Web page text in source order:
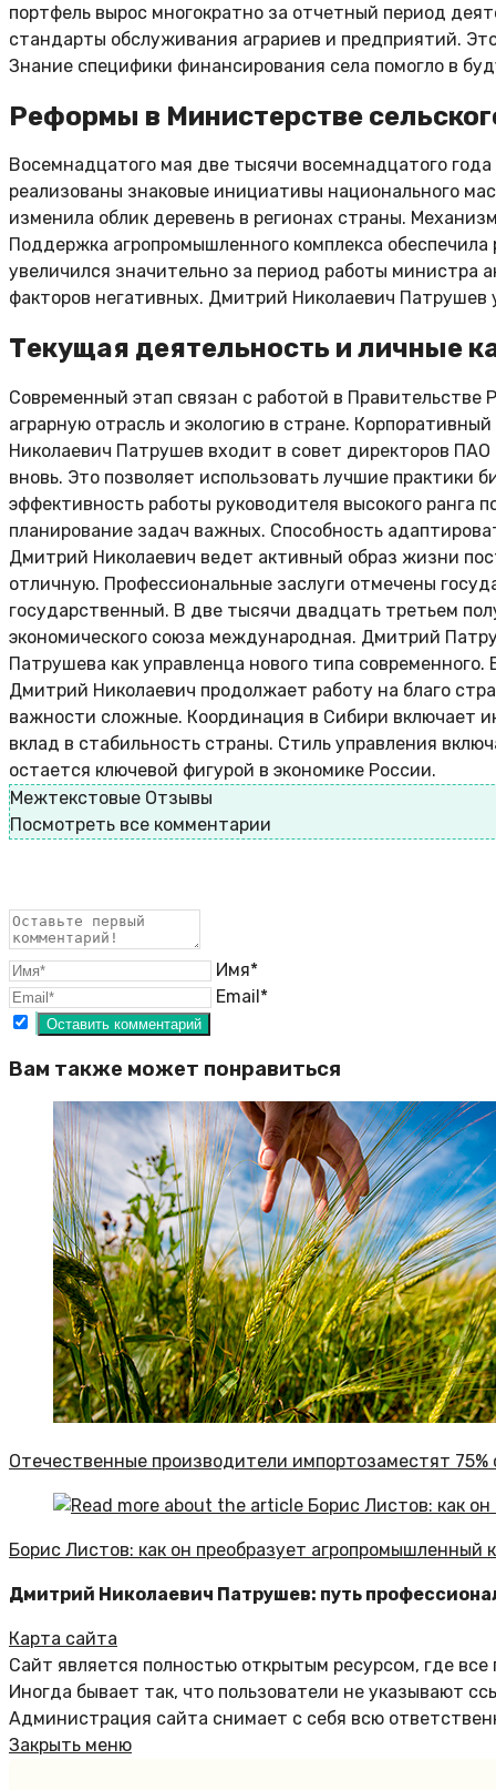
портфель вырос многократно за отчетный период
стандарты обслуживания аграриев и предприятий.
Знание специфики финансирования села помогло в
Реформы в Министерстве
Восемнадцатого мая две тысячи восемнадцатого
реализованы знаковые инициативы национального
изменила облик деревень в регионах страны.
Поддержка агропромышленного комплекса
увеличился значительно за период работы
факторов негативных. Дмитрий Николаевич
Текущая деятельность и личные
Современный этап связан с работой в
аграрную отрасль и экологию в стране.
Николаевич Патрушев входит в совет директоров
вновь. Это позволяет использовать лучшие практики
эффективность работы руководителя высокого
планирование задач важных. Способность
Дмитрий Николаевич ведет активный образ жизни
отличную. Профессиональные заслуги отмечены
государственный. В две тысячи двадцать третьем
экономического союза международная. Дмитрий
Патрушева как управленца нового типа
Дмитрий Николаевич продолжает работу на благо
важности сложные. Координация в Сибири включает
вклад в стабильность страны. Стиль управления
остается ключевой фигурой в экономике России.
Межтекстовые Отзывы
Посмотреть все комментарии
Имя*
Email*
Вам также может понравиться
Отечественные производители импортозаместят
Борис Листов: как он преобразует агропромышленный
Дмитрий Николаевич Патрушев: путь
Карта сайта
Сайт является полностью открытым ресурсом, где
Иногда бывает так, что пользователи не указывают
Администрация сайта снимает с себя всю
Закрыть меню